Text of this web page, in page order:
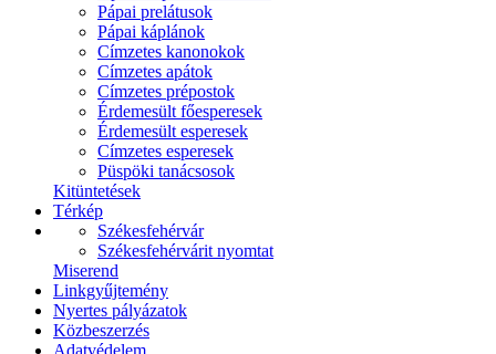
Pápai prelátusok
Pápai káplánok
Címzetes kanonokok
Címzetes apátok
Címzetes prépostok
Érdemesült főesperesek
Érdemesült esperesek
Címzetes esperesek
Püspöki tanácsosok
Kitüntetések
Térkép
Székesfehérvár
Székesfehérvárit nyomtat
Miserend
Linkgyűjtemény
Nyertes pályázatok
Közbeszerzés
Adatvédelem